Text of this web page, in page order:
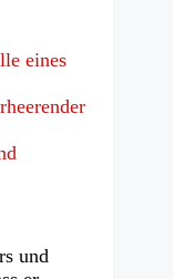
eines
und